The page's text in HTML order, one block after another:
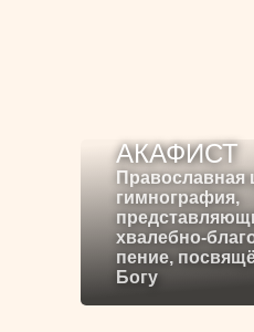
АКАФИСТ
Православная
гимнография,
хвалебно-
пение,
Богу